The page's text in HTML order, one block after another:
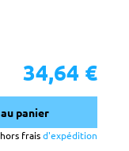
34,64 €
panier
fraisd'expédition